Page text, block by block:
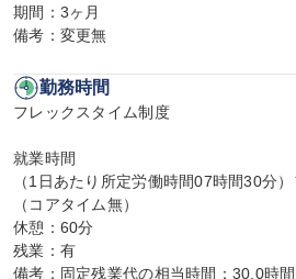
期間：3ヶ月
備考：変更無
勤務時間
フレックスタイム制度
就業時間
（1日あたり所定労働時間07時間30分
（コアタイム無）
休憩：60分
残業：有
備考：固定残業代の相当時間：30.0時間